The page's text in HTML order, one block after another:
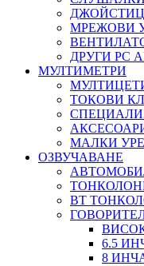
МРЕЖОВИ
ДРУГИ PC
МУЛТИМЕТРИ
ТОКОВИ
МАЛКИ
ОЗВУЧАВАНЕ
BT
6.5
8